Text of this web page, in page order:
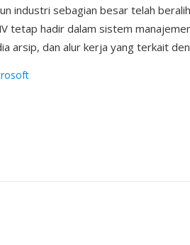
industri sebagian besar telah
tetap hadir dalam sistem
arsip, dan alur kerja yang terkait